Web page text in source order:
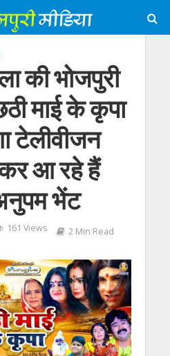
की भोजपुरी
माई के कृपा
टेलीवीजन
आ रहे हैं
भेंट
161 Views 2 Min Read